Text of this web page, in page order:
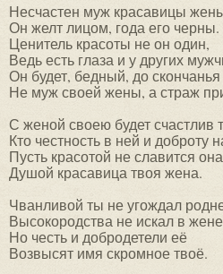
Несчастен муж красавицы
Он желт лицом, года его черны.
Ценитель красоты не он один,
Ведь есть глаза и у других
Он будет, бедный, до
Не муж своей жены, а страж
С женой своею будет счастлив
Кто честность в ней и доброту
Пусть красотой не славится
Душой красавица твоя жена.
Чванливой ты не угождал
Высокородства не искал в
Но честь и добродетели её
Возвысят имя скромное твоё.